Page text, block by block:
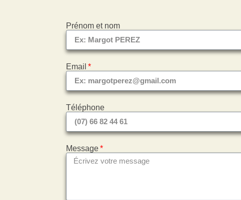
Prénom et nom
Email
Téléphone
Message